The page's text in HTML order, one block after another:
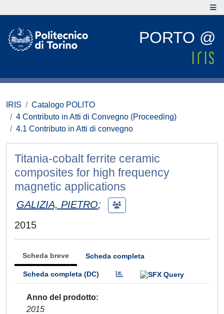
PORTO @
IRIS
Catalogo POLITO
4 Contributo in Atti di Convegno (Proceeding)
4.1 Contributo in Atti di convegno
Titania-cobalt ferrite ceramic
composites for high frequency
magnetic applications
GALIZIA, PIETRO;
2015
Scheda breve Scheda completa
Scheda completa (DC)
Anno del prodotto
2015